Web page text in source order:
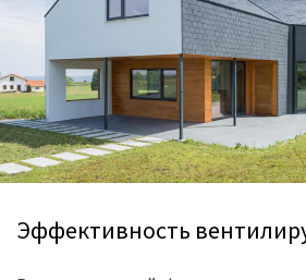
Эффективность